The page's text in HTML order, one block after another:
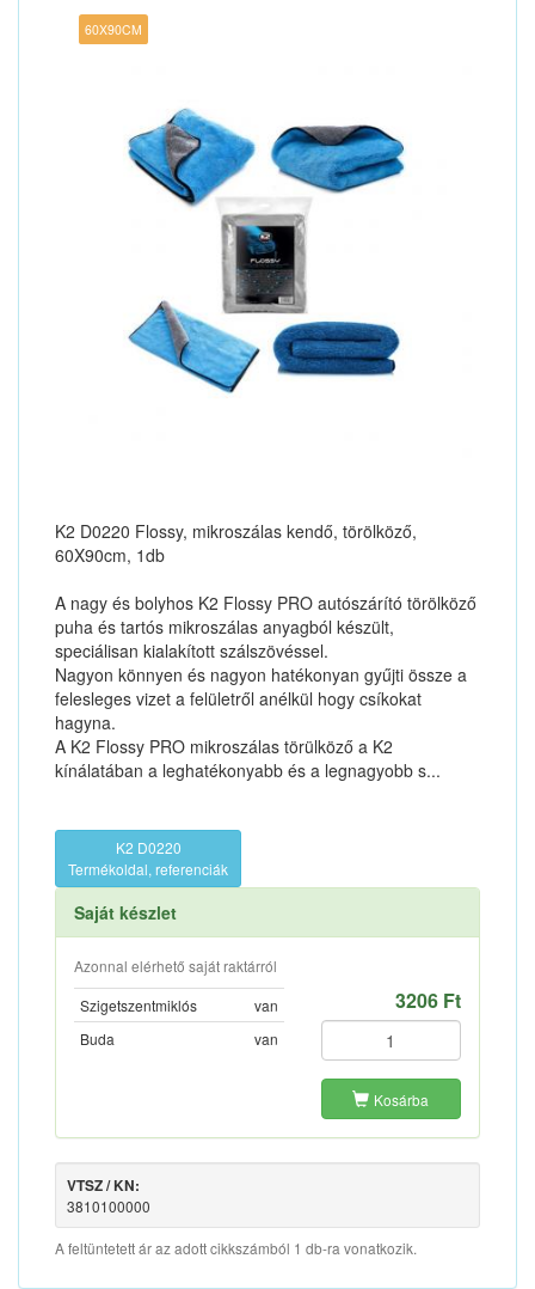
60X90CM
K2 D0220 Flossy, mikroszálas kendő, törölköző,
60X90cm, 1db
A nagy és bolyhos K2 Flossy PRO autószárító törölköző
puha és tartós mikroszálas anyagból készült,
speciálisan kialakított szálszövéssel.
Nagyon könnyen és nagyon hatékonyan gyűjti össze a
felesleges vizet a felületről anélkül hogy csíkokat
hagyna.
A K2 Flossy PRO mikroszálas törülköző a K2
kínálatában a leghatékonyabb és a legnagyobb s...
K2 D0220
Termékoldal, referenciák
Saját készlet
Azonnal elérhető saját raktárról
Szigetszentmiklós
van
Buda
van
3206 Ft
Kosárba
VTSZ / KN:
3810100000
A feltüntetett ár az adott cikkszámból 1 db-ra vonatkozik.